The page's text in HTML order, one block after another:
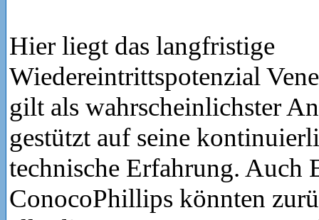
Hier liegt das langfristige
Wiedereintrittspotenzial
gilt als wahrscheinlichster
gestützt auf seine
technische Erfahrung.
ConocoPhillips könnten